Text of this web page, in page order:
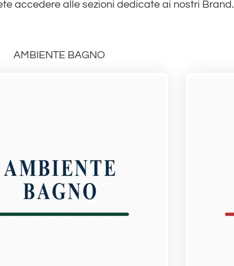
accedere alle sezioni dedicate ai nostri Brand.
AMBIENTE BAGNO